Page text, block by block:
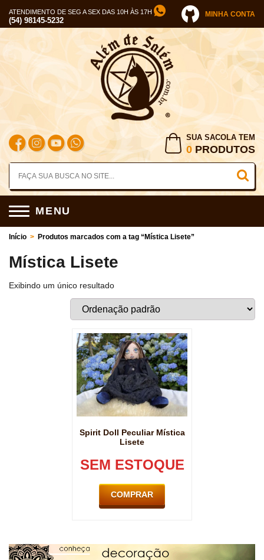
ATENDIMENTO DE SEG A SEX DAS 10H ÀS 17H
(54) 98145-5232
MINHA CONTA
SUA SACOLA TEM
0 PRODUTOS
MENU
Início > Produtos marcados com a tag “Mística Lisete”
Mística Lisete
Exibindo um único resultado
Spirit Doll Peculiar Mística
Lisete
SEM ESTOQUE
COMPRAR